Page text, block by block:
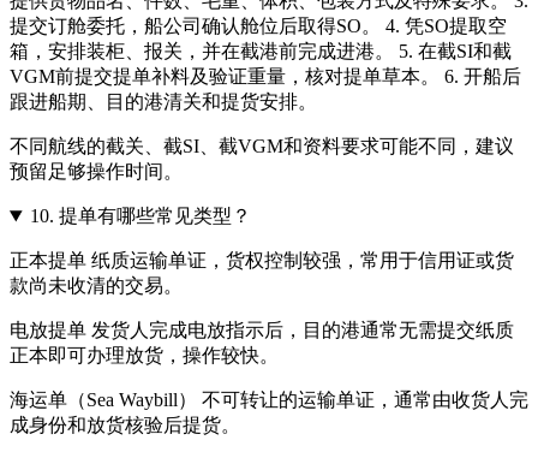
提交订舱委托，船公司确认舱位后取得SO。 4. 凭SO提取空
箱，安排装柜、报关，并在截港前完成进港。 5. 在截SI和截
VGM前提交提单补料及验证重量，核对提单草本。 6. 开船后
跟进船期、目的港清关和提货安排。
不同航线的截关、截SI、截VGM和资料要求可能不同，建议
预留足够操作时间。
10. 提单有哪些常见类型？
正本提单 纸质运输单证，货权控制较强，常用于信用证或货
款尚未收清的交易。
电放提单 发货人完成电放指示后，目的港通常无需提交纸质
正本即可办理放货，操作较快。
海运单（Sea Waybill） 不可转让的运输单证，通常由收货人完
成身份和放货核验后提货。